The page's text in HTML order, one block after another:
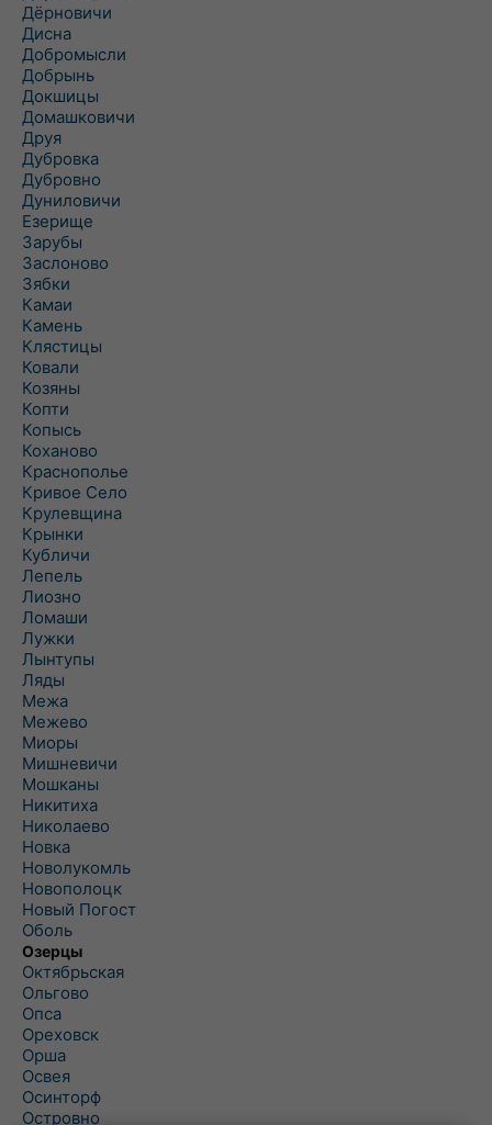
Дёрновичи
Дисна
Добромысли
Добрынь
Докшицы
Домашковичи
Друя
Дубровка
Дубровно
Дуниловичи
Езерище
Зарубы
Заслоново
Зябки
Камаи
Камень
Клястицы
Ковали
Козяны
Копти
Копысь
Коханово
Краснополье
Кривое Село
Крулевщина
Крынки
Кубличи
Лепель
Лиозно
Ломаши
Лужки
Лынтупы
Ляды
Межа
Межево
Миоры
Мишневичи
Мошканы
Никитиха
Николаево
Новка
Новолукомль
Новополоцк
Новый Погост
Оболь
Озерцы
Октябрьская
Ольгово
Опса
Ореховск
Орша
Освея
Осинторф
Островно